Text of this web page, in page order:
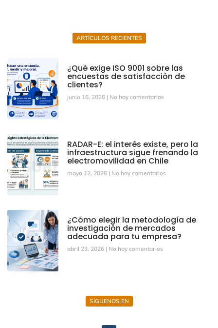
ARTÍCULOS RECIENTES
¿Qué exige ISO 9001 sobre las
encuestas de satisfacción de
clientes?
junio 16, 2026 No hay comentarios
RADAR-E: el interés existe, pero la
infraestructura sigue frenando la
electromovilidad en Chile
mayo 12, 2026 No hay comentarios
¿Cómo elegir la metodología de
investigación de mercados
adecuada para tu empresa?
abril 23, 2026 No hay comentarios
SÍGUENOS EN